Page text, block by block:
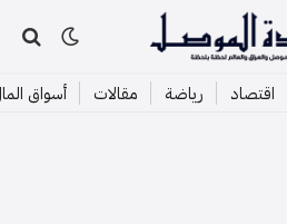
اقتصاد رياضة مقالات أسواق